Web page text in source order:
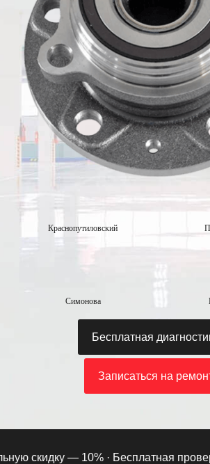
Краснопутиловский
Симонова
Бесплатная
Записаться на
скидку — 10% ·Бесплатная проверка